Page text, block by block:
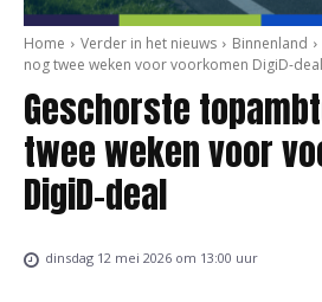
Home Verder in het nieuws Binnenland
nog twee weken voor voorkomen DigiD-deal
Geschorste
twee weken voor
DigiD-deal
dinsdag 12 mei 2026 om 13:00 uur